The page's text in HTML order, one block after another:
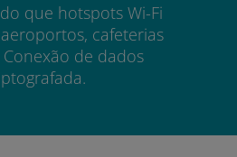
que hotspots Wi-Fi
cafeterias
de dados